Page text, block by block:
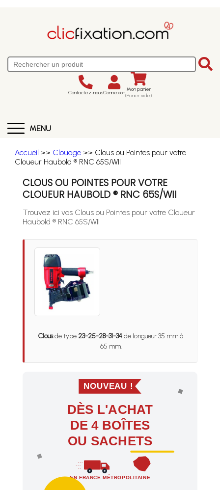
Contactez-nousConnexion Mon panier
(Panier vide)
MENU
Accueil >> Clouage >> Clous ou Pointes pour votre
Cloueur Haubold ® RNC 65S/WII
CLOUS OU POINTES POUR VOTRE
CLOUEUR HAUBOLD ® RNC 65S/WII
Trouvez ici vos Clous ou Pointes pour votre Cloueur
Haubold ® RNC 65S/WII
Clousde type 23-25-28-31-34de longueur 35 mm à
65 mm.
NOUVEAU !
DÈS L'ACHAT
DE 4 BOÎTES
OU SACHETS
EN FRANCE MÉTROPOLITAINE